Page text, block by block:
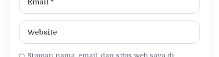
Simpan nama, email, dan situs web saya di